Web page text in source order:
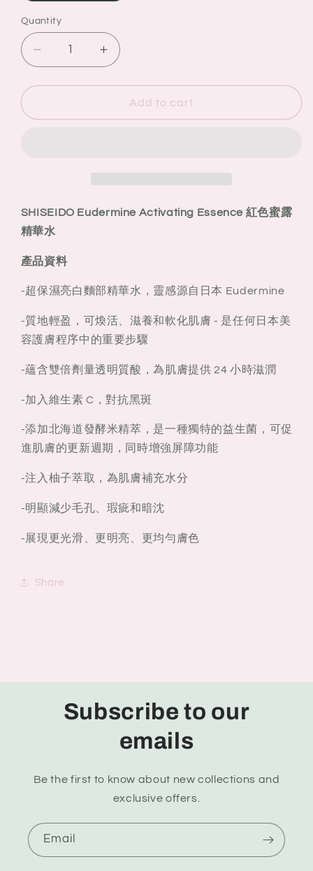
Quantity
Quantity
Decrease
quantity
for
Eudermine
露
精
華
145ml
Increase
quantity
for
SHISEIDO
Eudermine
色
露
145ml
Add to cart
SHISEIDO Eudermine Activating Essence 紅色蜜露
精華水
產品資料
-超保濕亮白麵部精華水，靈感源自日本 Eudermine
-質地輕盈，可煥活、滋養和軟化肌膚 - 是任何日本美
容護膚程序中的重要步驟
-蘊含雙倍劑量透明質酸，為肌膚提供 24 小時滋潤
-加入維生素 C，對抗黑斑
-添加北海道發酵米精萃，是一種獨特的益生菌，可促
進肌膚的更新週期，同時增強屏障功能
-注入柚子萃取，為肌膚補充水分
-明顯減少毛孔、瑕疵和暗沈
-展現更光滑、更明亮、更均勻膚色
Share
Subscribe to our
emails
Be the first to know about new collections and
exclusive offers.
Email